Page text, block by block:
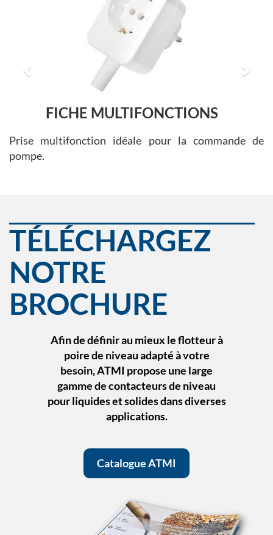
FICHE MULTIFONCTIONS
Prise multifonction idéale pour la commande de
pompe.
Prev Next
TÉLÉCHARGEZ
NOTRE
BROCHURE
Afin de définir au mieux le flotteur à
poire de niveau adapté à votre
besoin, ATMI propose une large
gamme de contacteurs de niveau
pour liquides et solides dans diverses
applications.
Catalogue ATMI